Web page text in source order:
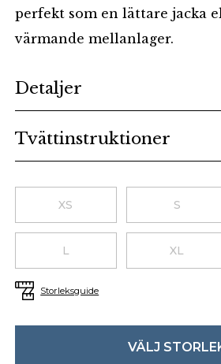
perfekt som en lättare jacka
värmande mellanlager.
Detaljer
Tvättinstruktioner
XS S
L XL
Storleksguide
VÄLJ